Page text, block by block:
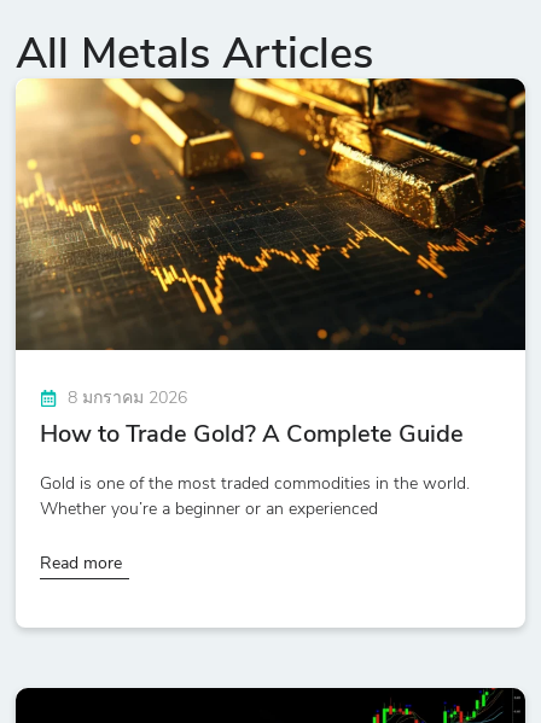
All Metals Articles
8 มกราคม 2026
How to Trade Gold? A Complete Guide
Gold is one of the most traded commodities in the world.
Whether you’re a beginner or an experienced
Read more